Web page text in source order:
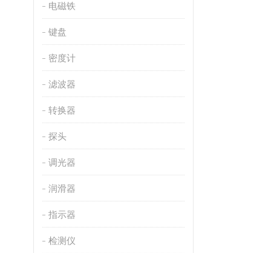
电磁铁
键盘
密度计
滤波器
转换器
探头
调光器
润滑器
指示器
检测仪